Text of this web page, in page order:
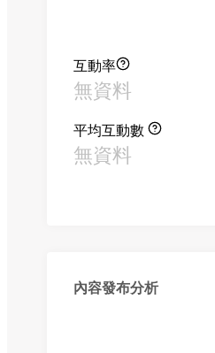
互動率
無資料
平均互動數
無資料
內容發布分析